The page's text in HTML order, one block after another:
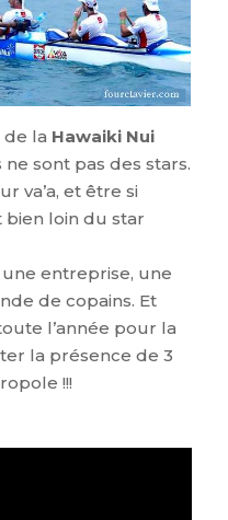
de la Hawaiki Nui
ne sont pas des stars.
va’a, et être si
bien loin du star
entreprise, une
de copains. Et
l’année pour la
la présence de 3
!!!